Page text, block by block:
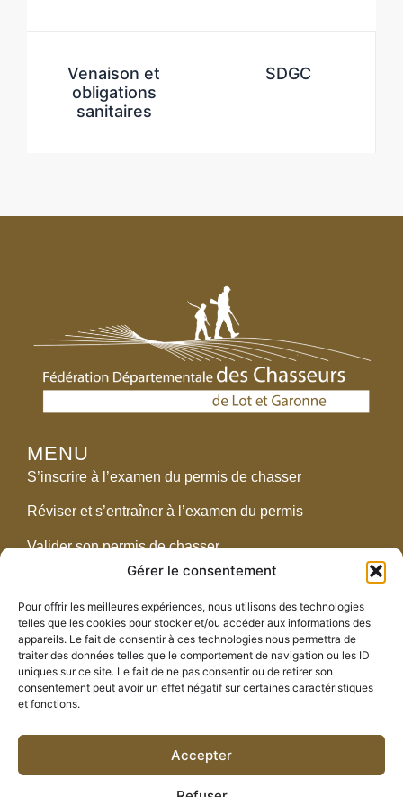
Gérer le consentement
Pour offrir les meilleures expériences, nous utilisons des technologies
telles que les cookies pour stocker et/ou accéder aux informations des
appareils. Le fait de consentir à ces technologies nous permettra de
traiter des données telles que le comportement de navigation ou les ID
uniques sur ce site. Le fait de ne pas consentir ou de retirer son
consentement peut avoir un effet négatif sur certaines caractéristiques
et fonctions.
Accepter
Venaison et
obligations
sanitaires
SDGC
MENU
S’inscrire à l’examen du permis de chasser
Réviser et s’entraîner à l’examen du permis
Valider son permis de chasser
CONTACT
2438 route de Pompogne – 47700 Fargues-sur-
Ourbise
05 53 89 89 00